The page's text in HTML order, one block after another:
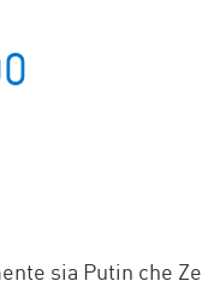
sia Putin che